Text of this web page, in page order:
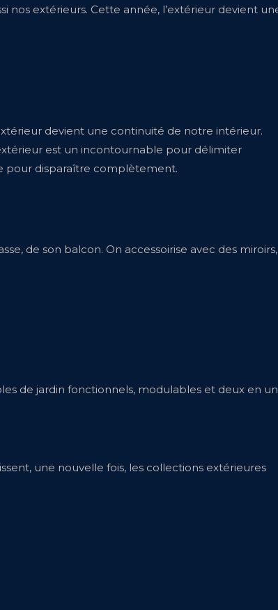
nos extérieurs. Cette année, l’extérieur devient
devient une continuité de notre intérieur.
est un incontournable pour délimiter
pour disparaître complètement.
de son balcon. On accessoirise avec des
de jardin fonctionnels, modulables et deux en un
une nouvelle fois, les collections extérieures